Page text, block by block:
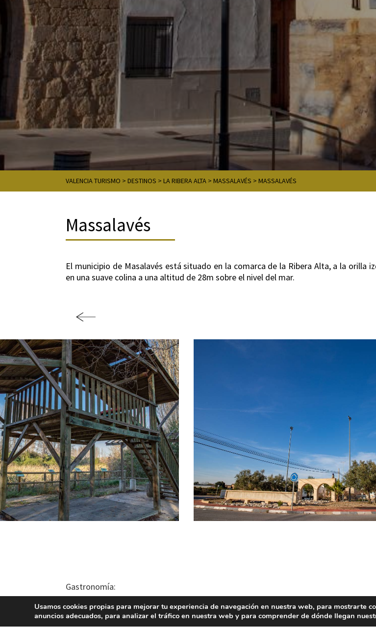
VALENCIA TURISMO >DESTINOS >LA RIBERA ALTA >MASSALAVÉS >MASSALAVÉS
Massalavés
El municipio de Masalavés está situado en la comarca de la Ribera Alta, a la orilla
en una suave colina a una altitud de 28m sobre el nivel del mar.
Gastronomía:
«L’arròs amb fesols i naps», la paella «amb broses» (con diversas plantas
cocina local.
Usamos cookies propias para mejorar tu experiencia de navegación en nuestra web, para mostrarte
anuncios adecuados, para analizar el tráfico en nuestra web y para comprender de dónde llegan